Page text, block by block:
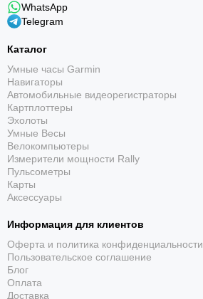
WhatsApp
Telegram
Каталог
Умные часы Garmin
Навигаторы
Автомобильные видеорегистраторы
Картплоттеры
Эхолоты
Умные Весы
Велокомпьютеры
Измерители мощности Rally
Пульсометры
Карты
Аксессуары
Информация для клиентов
Оферта и политика конфиденциальности
Пользовательское соглашение
Блог
Оплата
Доставка